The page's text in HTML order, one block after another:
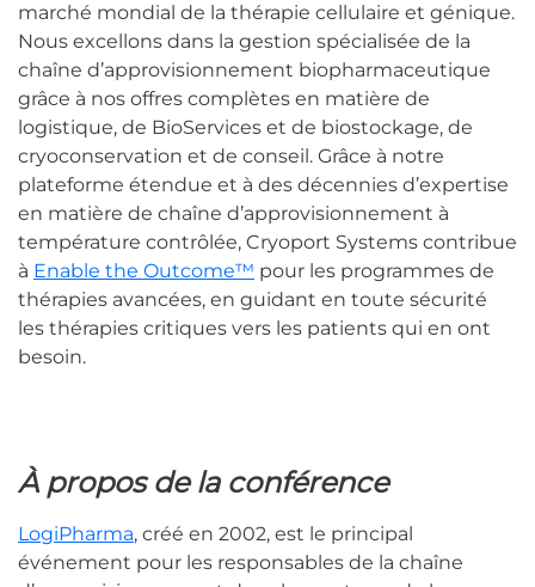
marché mondial de la thérapie cellulaire et génique.
Nous excellons dans la gestion spécialisée de la
chaîne d’approvisionnement biopharmaceutique
grâce à nos offres complètes en matière de
logistique, de BioServices et de biostockage, de
cryoconservation et de conseil. Grâce à notre
plateforme étendue et à des décennies d’expertise
en matière de chaîne d’approvisionnement à
température contrôlée, Cryoport Systems contribue
à Enable the Outcome™ pour les programmes de
thérapies avancées, en guidant en toute sécurité
les thérapies critiques vers les patients qui en ont
besoin.
À propos de la conférence
LogiPharma, créé en 2002, est le principal
événement pour les responsables de la chaîne